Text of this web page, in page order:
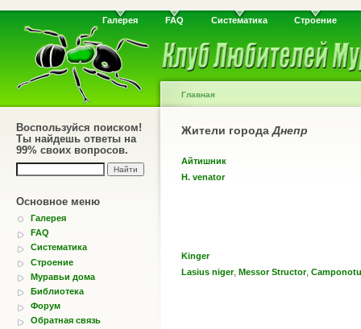
Галерея FAQ Систематика Строение
Воспользуйся поиском!
Ты найдешь ответы на
99% своих вопросов.
Основное меню
Галерея
FAQ
Систематика
Строение
Муравьи дома
Библиотека
Форум
Обратная связь
Главная
Жители города Днепр
Айтишник
H. venator
Kinger
Lasius niger, Messor Structor,